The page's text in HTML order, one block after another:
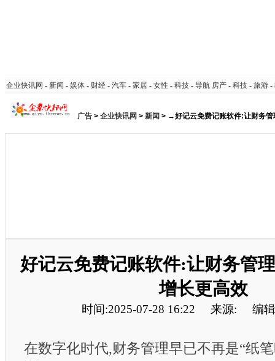
企业快讯网 - 新闻 - 娱体 - 财经 - 汽车 - 家居 - 女性 - 科技 - 导航 房产 - 科技 - 旅游 -
广告 > 企业快讯网 > 新闻 > →好记云免费记账软件:让财务管
好记云免费记账软件:让财务管
增长更高效
时间:2025-07-28 16:22 来源: 编
在数字化时代,财务管理早已不再是“纸